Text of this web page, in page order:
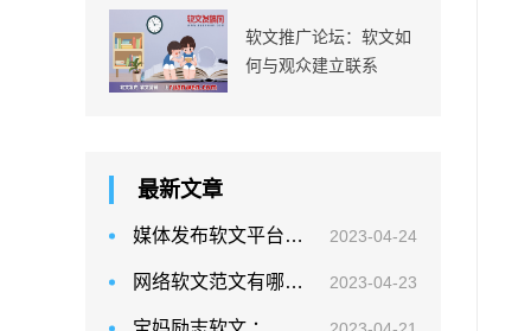
软文推广论坛：软文如
何与观众建立联系
最新文章
媒体发布软文平台：软文营销是一种推广策略 2023-04-24
网络软文范文有哪些有价值的软文？ 2023-04-23